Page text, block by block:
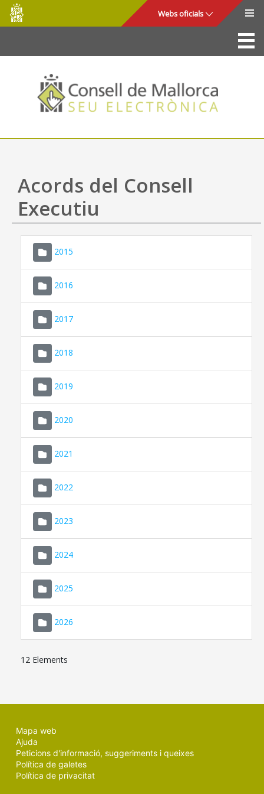
Salta al contingut principal
Consell
de
Mallorca
Webs oficials
La Seu
Consell de Mallorca
Accés i seguretat
Utilitats
Ajuda
Acords del Consell
Executiu
2015
2016
2017
2018
2019
2020
2021
2022
2023
2024
2025
2026
12 Elements
Mapa web
Ajuda
Peticions d'informació, suggeriments i queixes
Política de galetes
Política de privacitat